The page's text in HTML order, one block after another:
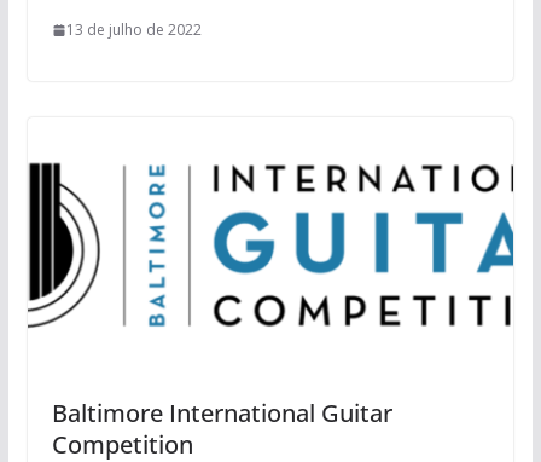
13 de julho de 2022
Baltimore International Guitar
Competition